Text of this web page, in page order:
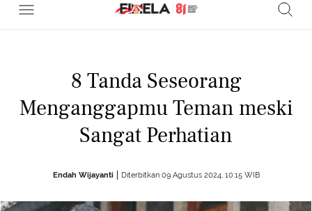
8 Tanda Seseorang
Menganggapmu Teman meski
Sangat Perhatian
Endah Wijayanti Diterbitkan 09 Agustus 2024, 10:15 WIB